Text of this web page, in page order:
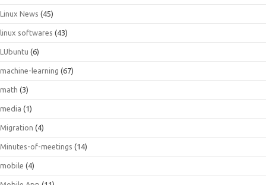
Linux News (45)
linux softwares (43)
LUbuntu (6)
machine-learning (67)
math (3)
media (1)
Migration (4)
Minutes-of-meetings (14)
mobile (4)